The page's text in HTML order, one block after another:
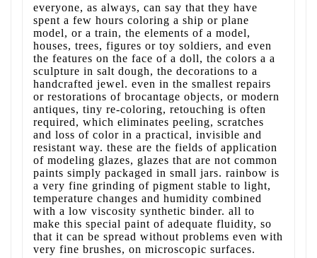
everyone, as always, can say that they have
spent a few hours coloring a ship or plane
model, or a train, the elements of a model,
houses, trees, figures or toy soldiers, and even
the features on the face of a doll, the colors a a
sculpture in salt dough, the decorations to a
handcrafted jewel. even in the smallest repairs
or restorations of brocantage objects, or modern
antiques, tiny re-coloring, retouching is often
required, which eliminates peeling, scratches
and loss of color in a practical, invisible and
resistant way. these are the fields of application
of modeling glazes, glazes that are not common
paints simply packaged in small jars. rainbow is
a very fine grinding of pigment stable to light,
temperature changes and humidity combined
with a low viscosity synthetic binder. all to
make this special paint of adequate fluidity, so
that it can be spread without problems even with
very fine brushes, on microscopic surfaces.